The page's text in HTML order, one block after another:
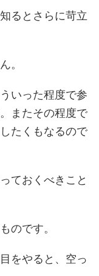
るとさらに苛立
。
いった程度で参
またその程度で
たくもなるので
ておくべきこと
のです。
をやると、空っ